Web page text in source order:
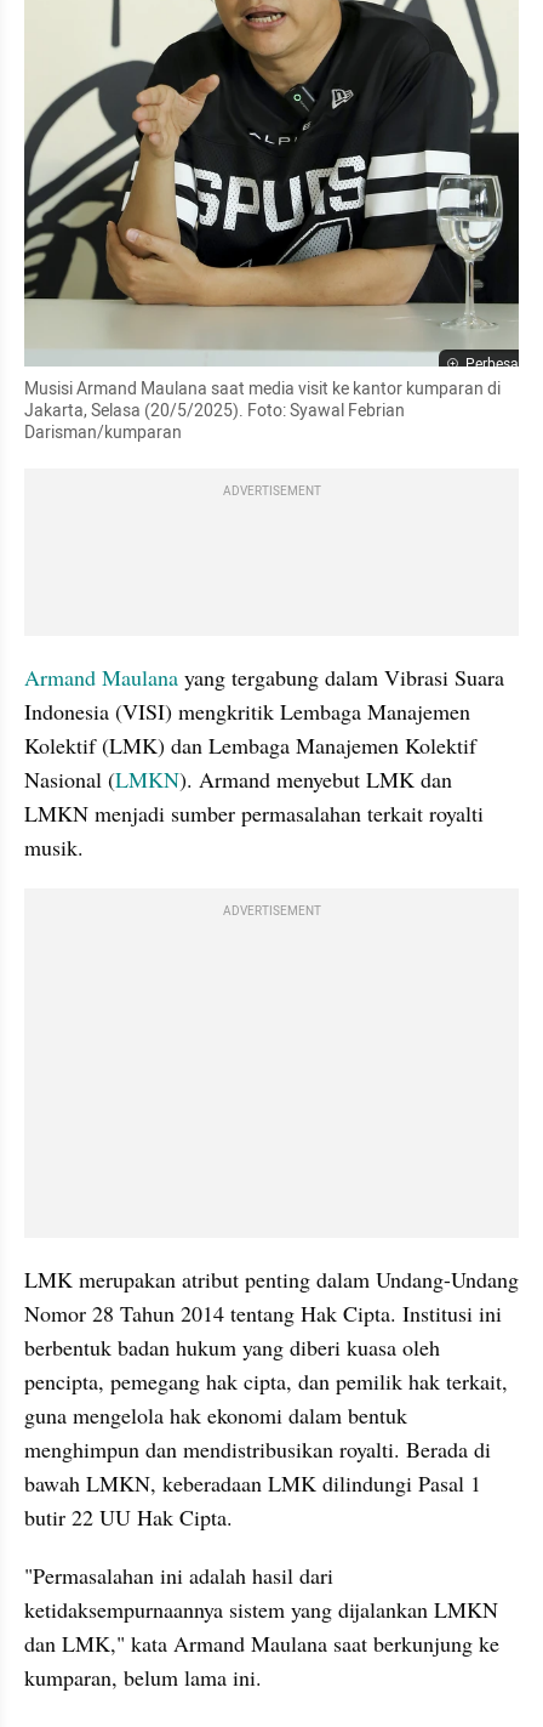
Perbesar
Musisi Armand Maulana saat media visit ke kantor kumparan di
Jakarta, Selasa (20/5/2025). Foto: Syawal Febrian
Darisman/kumparan
ADVERTISEMENT
Armand Maulana yang tergabung dalam Vibrasi Suara
Indonesia (VISI) mengkritik Lembaga Manajemen
Kolektif (LMK) dan Lembaga Manajemen Kolektif
Nasional (LMKN). Armand menyebut LMK dan
LMKN menjadi sumber permasalahan terkait royalti
musik.
ADVERTISEMENT
LMK merupakan atribut penting dalam Undang-Undang
Nomor 28 Tahun 2014 tentang Hak Cipta. Institusi ini
berbentuk badan hukum yang diberi kuasa oleh
pencipta, pemegang hak cipta, dan pemilik hak terkait,
guna mengelola hak ekonomi dalam bentuk
menghimpun dan mendistribusikan royalti. Berada di
bawah LMKN, keberadaan LMK dilindungi Pasal 1
butir 22 UU Hak Cipta.
"Permasalahan ini adalah hasil dari
ketidaksempurnaannya sistem yang dijalankan LMKN
dan LMK," kata Armand Maulana saat berkunjung ke
kumparan, belum lama ini.